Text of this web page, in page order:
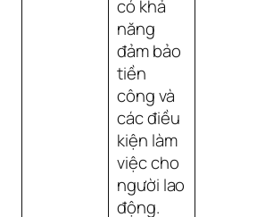
có khả
năng
đảm bảo
tiền
công và
các điều
kiện làm
việc cho
người lao
động.